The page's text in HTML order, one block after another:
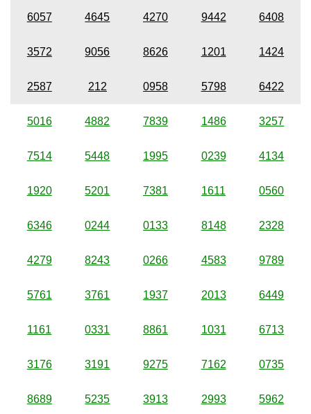
6057 4645 4270 9442 6408
3572 9056 8626 1201 1424
2587 212 0958 5798 6422
5016 4882 7839 1486 3257
7514 5448 1995 0239 4134
1920 5201 7381 1611 0560
6346 0244 0133 8148 2328
4279 8243 0266 4583 9789
5761 3761 1937 2013 6449
1161 0331 8861 1031 6713
3176 3191 9275 7162 0735
8689 5235 3913 2993 5962